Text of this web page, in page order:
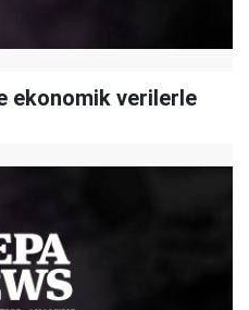
ekonomik verilerle